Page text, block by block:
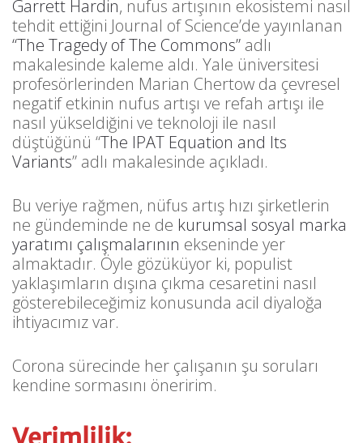
Garrett Hardin, nufus artışının ekosistemi nasıl
tehdit ettiğini Journal of Science’de yayınlanan
“The Tragedy of The Commons” adlı
makalesinde kaleme aldı. Yale üniversitesi
profesörlerinden Marian Chertow da çevresel
negatif etkinin nufus artışı ve refah artışı ile
nasıl yükseldiğini ve teknoloji ile nasıl
düştüğünü “The IPAT Equation and Its
Variants” adlı makalesinde açıkladı.
Bu veriye rağmen, nüfus artış hızı şirketlerin
ne gündeminde ne de kurumsal sosyal marka
yaratımı çalışmalarının ekseninde yer
almaktadır. Öyle gözüküyor ki, populist
yaklaşımların dışına çıkma cesaretini nasıl
gösterebileceğimiz konusunda acil diyaloğa
ihtiyacımız var.
Corona sürecinde her çalışanın şu soruları
kendine sormasını öneririm.